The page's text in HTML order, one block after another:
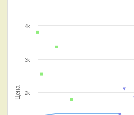
Цена 2k
3k
4k